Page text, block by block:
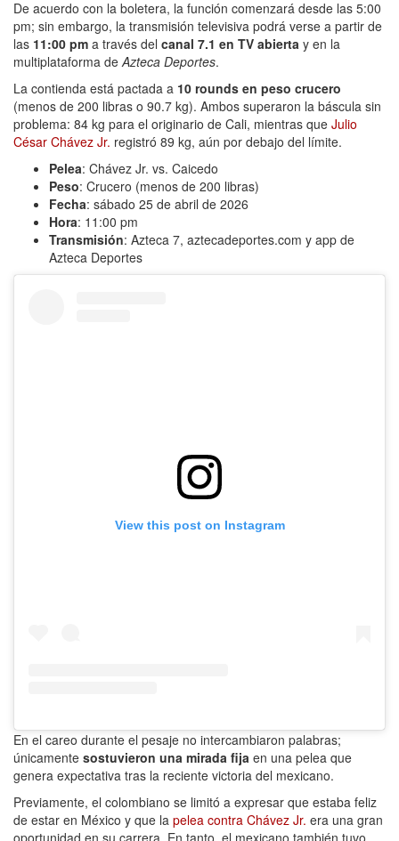
De acuerdo con la boletera, la función comenzará desde las 5:00
pm; sin embargo, la transmisión televisiva podrá verse a partir de
las 11:00 pm a través del canal 7.1 en TV abierta y en la
multiplataforma de Azteca Deportes.
La contienda está pactada a 10 rounds en peso crucero
(menos de 200 libras o 90.7 kg). Ambos superaron la báscula sin
problema: 84 kg para el originario de Cali, mientras que Julio
César Chávez Jr. registró 89 kg, aún por debajo del límite.
Pelea: Chávez Jr. vs. Caicedo
Peso: Crucero (menos de 200 libras)
Fecha: sábado 25 de abril de 2026
Hora: 11:00 pm
Transmisión: Azteca 7, aztecadeportes.com y app de
Azteca Deportes
View this post on Instagram
En el careo durante el pesaje no intercambiaron palabras;
únicamente sostuvieron una mirada fija en una pelea que
genera expectativa tras la reciente victoria del mexicano.
Previamente, el colombiano se limitó a expresar que estaba feliz
de estar en México y que la pelea contra Chávez Jr. era una gran